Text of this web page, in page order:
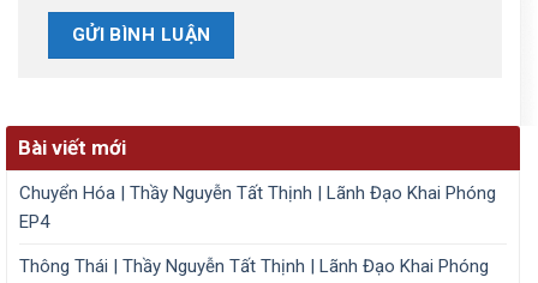
Bài viết mới
Chuyển Hóa | Thầy Nguyễn Tất Thịnh | Lãnh Đạo Khai Phóng
EP4
Thông Thái | Thầy Nguyễn Tất Thịnh | Lãnh Đạo Khai Phóng